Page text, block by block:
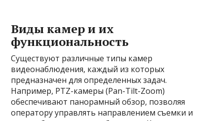
Виды камер и их
функциональность
Существуют различные типы камер
видеонаблюдения, каждый из которых
предназначен для определенных задач.
Например, PTZ-камеры (Pan-Tilt-Zoom)
обеспечивают панорамный обзор, позволяя
оператору управлять направлением съемки и